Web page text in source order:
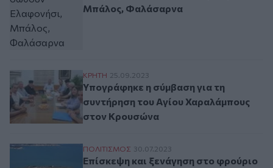
Μπάλος, Φαλάσαρνα
Υπογράφηκε η σύμβαση για τη
ΚΡΗΤΗ 25.09.2023
Υπογράφηκε η σύμβαση για τη
συντήρηση του Αγίου Χαραλάμπους
στον Κρουσώνα
Επίσκεψη και ξενάγηση στο φρούριο
ΠΟΛΙΤΙΣΜΟΣ 30.07.2023
Επίσκεψη και ξενάγηση στο φρούριο